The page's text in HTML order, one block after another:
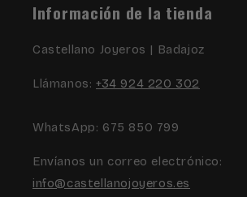
Información de la tienda
Castellano Joyeros | Badajoz
Llámanos: +34 924 220 302
WhatsApp: 675 850 799
Envíanos un correo electrónico:
info@castellanojoyeros.es